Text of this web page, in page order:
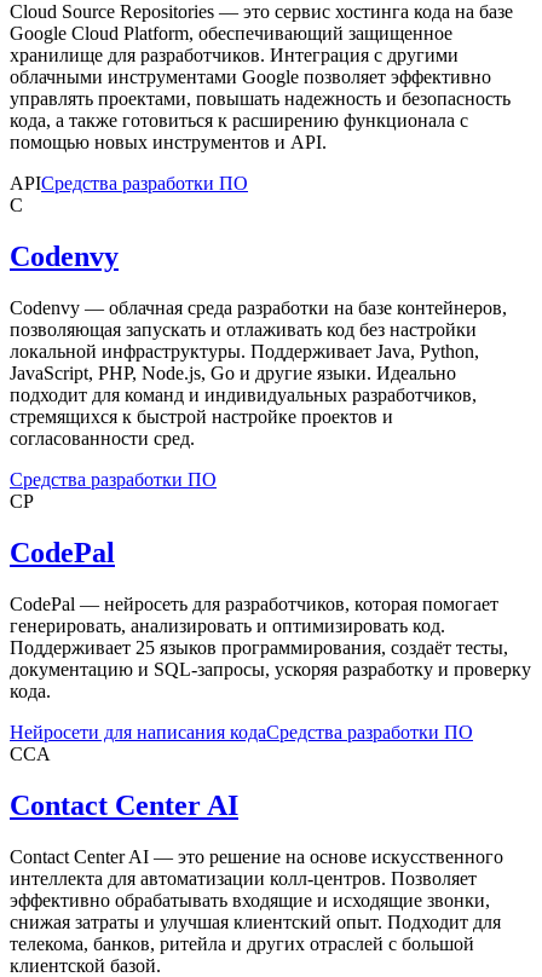
Cloud Source Repositories — это сервис хостинга кода на базе
Google Cloud Platform, обеспечивающий защищенное
хранилище для разработчиков. Интеграция с другими
облачными инструментами Google позволяет эффективно
управлять проектами, повышать надежность и безопасность
кода, а также готовиться к расширению функционала с
помощью новых инструментов и API.
APIСредства разработки ПО
C
Codenvy
Codenvy — облачная среда разработки на базе контейнеров,
позволяющая запускать и отлаживать код без настройки
локальной инфраструктуры. Поддерживает Java, Python,
JavaScript, PHP, Node.js, Go и другие языки. Идеально
подходит для команд и индивидуальных разработчиков,
стремящихся к быстрой настройке проектов и
согласованности сред.
Средства разработки ПО
CP
CodePal
CodePal — нейросеть для разработчиков, которая помогает
генерировать, анализировать и оптимизировать код.
Поддерживает 25 языков программирования, создаёт тесты,
документацию и SQL-запросы, ускоряя разработку и проверку
кода.
Нейросети для написания кодаСредства разработки ПО
CCA
Contact Center AI
Contact Center AI — это решение на основе искусственного
интеллекта для автоматизации колл-центров. Позволяет
эффективно обрабатывать входящие и исходящие звонки,
снижая затраты и улучшая клиентский опыт. Подходит для
телекома, банков, ритейла и других отраслей с большой
клиентской базой.